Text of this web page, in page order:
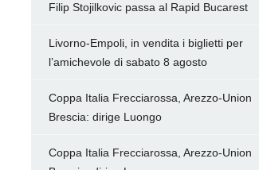
Filip Stojilkovic passa al Rapid Bucarest
Livorno-Empoli, in vendita i biglietti per
l’amichevole di sabato 8 agosto
Coppa Italia Frecciarossa, Arezzo-Union
Brescia: dirige Luongo
Coppa Italia Frecciarossa, Arezzo-Union